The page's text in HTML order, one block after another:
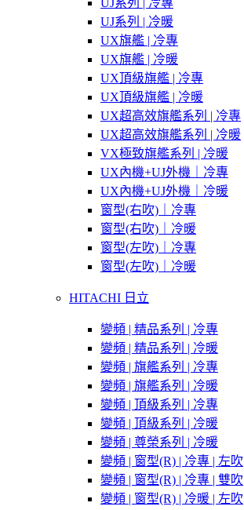
UJ系列 | 冷專
UJ系列 | 冷暖
UX旗艦 | 冷專
UX旗艦 | 冷暖
UX頂級旗艦 | 冷專
UX頂級旗艦 | 冷暖
UX超高效旗艦系列 | 冷專
UX超高效旗艦系列 | 冷暖
VX極致旗艦系列 | 冷暖
UX內機+UJ外機｜冷專
UX內機+UJ外機｜冷暖
窗型(右吹)｜冷專
窗型(右吹)｜冷暖
窗型(左吹)｜冷專
窗型(左吹)｜冷暖
HITACHI 日立
變頻 | 精品系列 | 冷專
變頻 | 精品系列 | 冷暖
變頻 | 旗艦系列 | 冷專
變頻 | 旗艦系列 | 冷暖
變頻 | 頂級系列 | 冷專
變頻 | 頂級系列 | 冷暖
變頻 | 尊榮系列 | 冷暖
變頻 | 窗型(R) | 冷專 | 左吹
變頻 | 窗型(R) | 冷專 | 雙吹
變頻 | 窗型(R) | 冷暖 | 左吹